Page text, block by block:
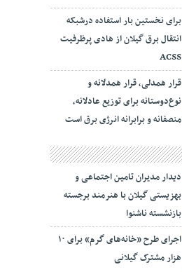
برای نخستین بار استفاده درشبکه
انتقال برق گیلان از هادی پرظرفیت
ACSS
قرار همدلی، قرار همدلانه و
نوع‌دوستانه برای توزیع عادلانه،
منصفانه و برابرانه انرژی برق است
دیدار مدیران تامین اجتماعی و
بهزیستی گیلان با هنرمند برجسته
بازنشسته ناشنوا
اجرای طرح «خانه‌های گرم» برای ۱۰
هزار مشترک گیلانی